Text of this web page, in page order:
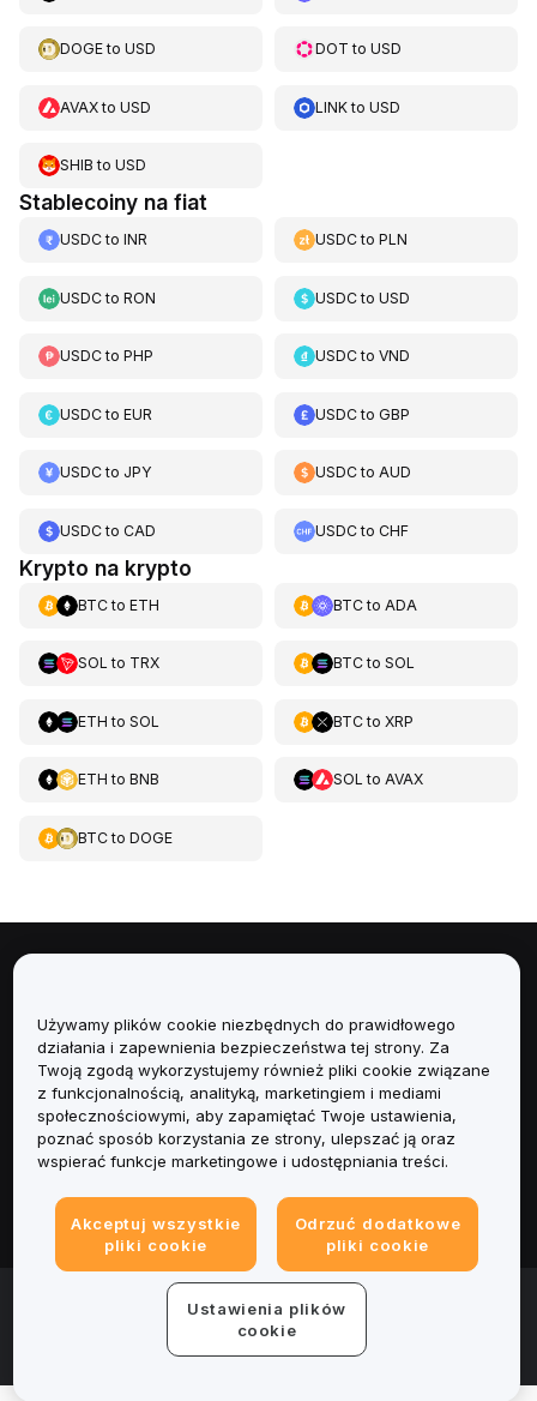
DOGEto USD DOT toUSD
AVAXto USD LINKtoUSD
SHIB to USD
Stablecoiny na fiat
USDCto INR USDCtoPLN
USDCto RON USDCtoUSD
USDCto PHP USDCtoVND
USDCto EUR USDCtoGBP
USDCto JPY USDCtoAUD
USDCto CAD USDCtoCHF
Krypto na krypto
BTCto ETH BTCto ADA
SOL to TRX BTCto SOL
ETH to SOL BTCto XRP
ETH to BNB SOL to AVAX
BTCto DOGE
Usługi
Obsługa Klienta
Produkty
Informacje prawne
© 2025-2026 Bybit.eu. All rights reserved.
Warunki świadczenia usług | Polityka Prywatności
firmy (Impressum)
Centrum preferencji plików cookie
Używamy plików cookie niezbędnych do prawidłowego
działania i zapewnienia bezpieczeństwa tej strony. Za
Twoją zgodą wykorzystujemy również pliki cookie związane
z funkcjonalnością, analityką, marketingiem i mediami
społecznościowymi, aby zapamiętać Twoje ustawienia,
poznać sposób korzystania ze strony, ulepszać ją oraz
wspierać funkcje marketingowe i udostępniania treści.
Akceptuj wszystkie
pliki cookie
Odrzuć dodatkowe
pliki cookie
Ustawienia plików
cookie